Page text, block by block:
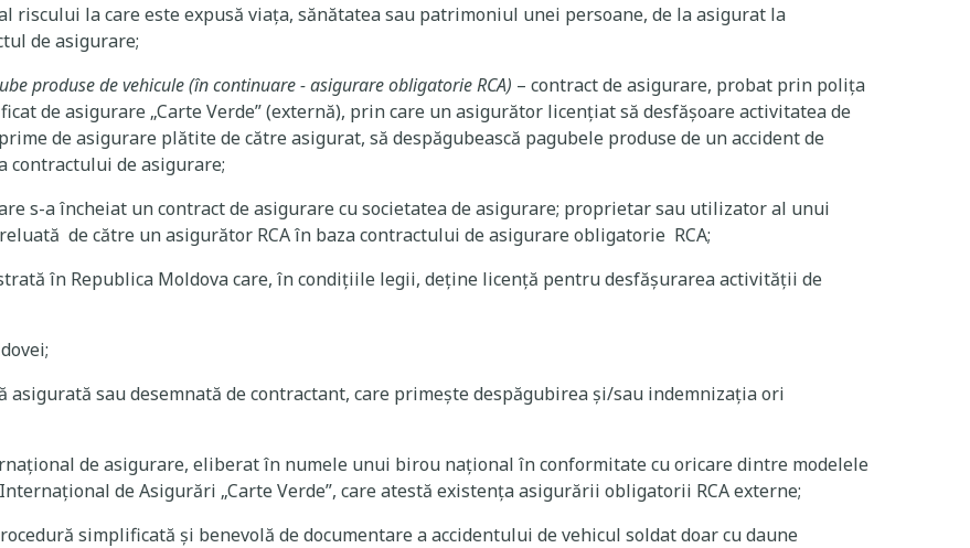
riscului la care este expusă viața, sănătatea sau patrimoniul unei persoane, de la asigurat la
de asigurare;
produse de vehicule (în continuare - asigurare obligatorie RCA) – contract de asigurare, probat prin polița
de asigurare „Carte Verde” (externă), prin care un asigurător licențiat să desfășoare activitatea de
de asigurare plătite de către asigurat, să despăgubească pagubele produse de un accident de
contractului de asigurare;
s-a încheiat un contract de asigurare cu societatea de asigurare; proprietar sau utilizator al unui
de către un asigurător RCA în baza contractului de asigurare obligatorie RCA;
în Republica Moldova care, în condiţiile legii, deţine licenţă pentru desfăşurarea activităţii de
asigurată sau desemnată de contractant, care primește despăgubirea și/sau indemnizația ori
de asigurare, eliberat în numele unui birou național în conformitate cu oricare dintre modelele
de Asigurări „Carte Verde”, care atestă existența asigurării obligatorii RCA externe;
simplificată şi benevolă de documentare a accidentului de vehicul soldat doar cu daune